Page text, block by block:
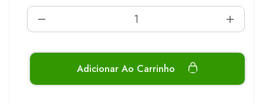
Adicionar Ao Carrinho